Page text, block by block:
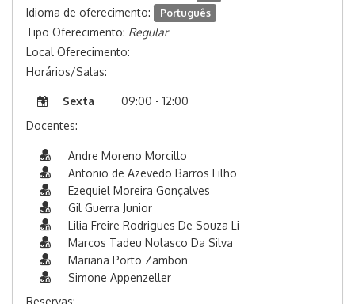
Idioma de oferecimento: Português
Tipo Oferecimento: Regular
Local Oferecimento:
Horários/Salas:
Sexta
09:00 - 12:00
Docentes:
Andre Moreno Morcillo
Antonio de Azevedo Barros Filho
Ezequiel Moreira Gonçalves
Gil Guerra Junior
Lilia Freire Rodrigues De Souza Li
Marcos Tadeu Nolasco Da Silva
Mariana Porto Zambon
Simone Appenzeller
Reservas: